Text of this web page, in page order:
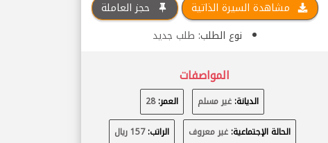
مشاهدة السيرة الذاتية
حجز العاملة
نوع الطلب: طلب جديد
المواصفات
الديانة:غير مسلم العمر:28
الحالة الإجتماعية:غير معروف الراتب:157 ريال